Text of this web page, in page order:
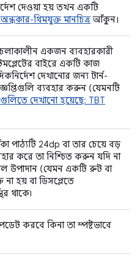
দেওয়া হয় তখন একটি
থিমযুক্ত মানচিত্রআঁকুন।
একজন ব্যবহারকারী
বাইরে একটি কাজ
দেখানোর জন্য টার্ন-
ব্যবহার করুন (যেমনটি
দেখানো হয়েছে: TBT
পাঠ্যটি 24dp বা তার চেয়ে বড়
করে তা নিশ্চিত করুন যদি না
উপাদান (যেমন একটি রুট বা
না হয় বা ডিসপ্লেতে
থাকে৷
করবে কিনা তা স্পষ্টভাবে